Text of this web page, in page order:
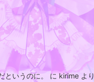
というのに。 にkirime より